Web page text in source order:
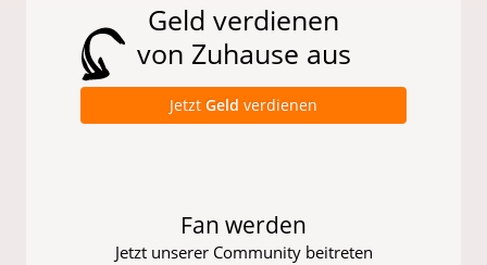
Geld verdienen
von Zuhause aus
Jetzt Geld verdienen
Fan werden
Jetzt unserer Community beitreten